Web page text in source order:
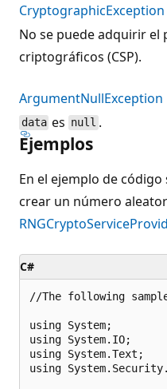
CryptographicException
No se puede adquirir el
criptográficos (CSP).
ArgumentNullException
data es null .
Ejemplos
En el ejemplo de
crear un número
C#
//The following
using System;
using System.IO;
using System.Text;
using